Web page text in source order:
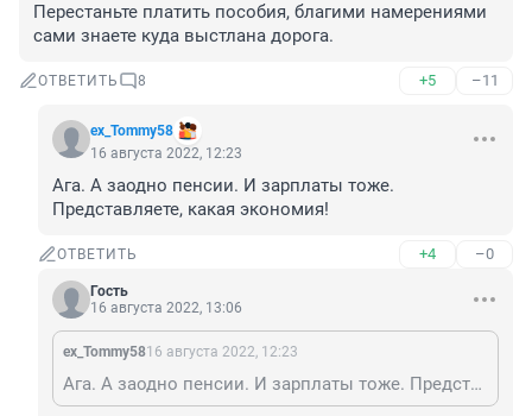
Перестаньте платить пособия, благими намерениями
сами знаете куда выстлана дорога.
ОТВЕТИТЬ 8 +5 –11
ex_Tommy58
16 августа 2022, 12:23
Ага. А заодно пенсии. И зарплаты тоже.
Представляете, какая экономия!
ОТВЕТИТЬ +4 –0
Гость
16 августа 2022, 13:06
ex_Tommy5816 августа 2022, 12:23
Ага. А заодно пенсии. И зарплаты тоже. Представляете, какая экономия!